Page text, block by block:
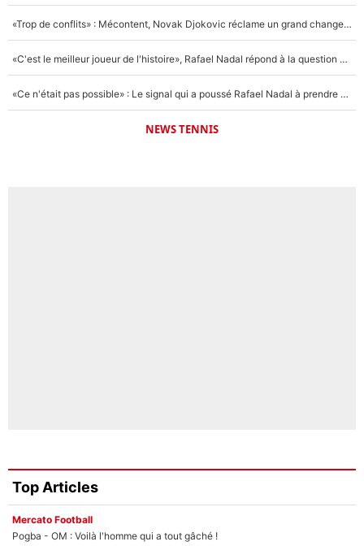
«Trop de conflits» : Mécontent, Novak Djokovic réclame un grand changement !
«C'est le meilleur joueur de l'histoire», Rafael Nadal répond à la question que tout le monde se pose !
«Ce n'était pas possible» : Le signal qui a poussé Rafael Nadal à prendre sa retraite !
NEWS TENNIS
Top Articles
Mercato Football
Pogba - OM : Voilà l'homme qui a tout gâché !